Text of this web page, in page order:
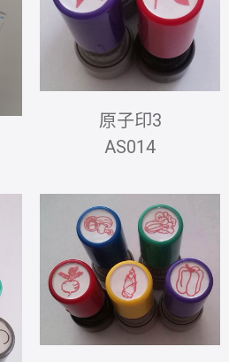
原子印3
AS014